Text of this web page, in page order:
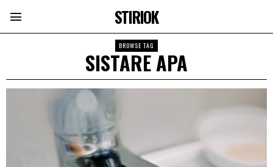
STIRIOK
BROWSE TAG
SISTARE APA